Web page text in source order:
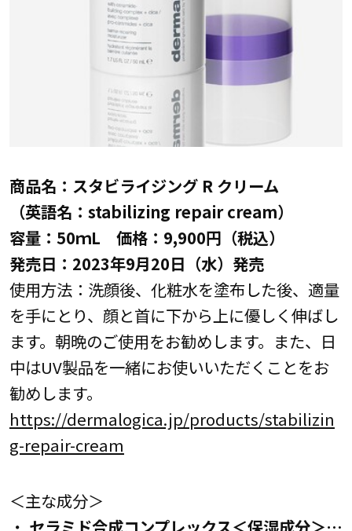
商品名：スタビライジング R クリーム
（英語名：stabilizing repair cream）
容量：50ｍL 価格：9,900円（税込）
発売日：2023年9月20日（水）発売
使用方法：洗顔後、化粧水を塗布した後、適量
を手にとり、顔と首に下から上に優しく伸ばし
ます。朝晩のご使用をお勧めします。また、日
中はUV製品を一緒にお使いいただくことをお
勧めします。
https://dermalogica.jp/products/stabilizin
g-repair-cream
＜主な成分＞
・ セラミド合成コンプレックス＜保湿成分＞…